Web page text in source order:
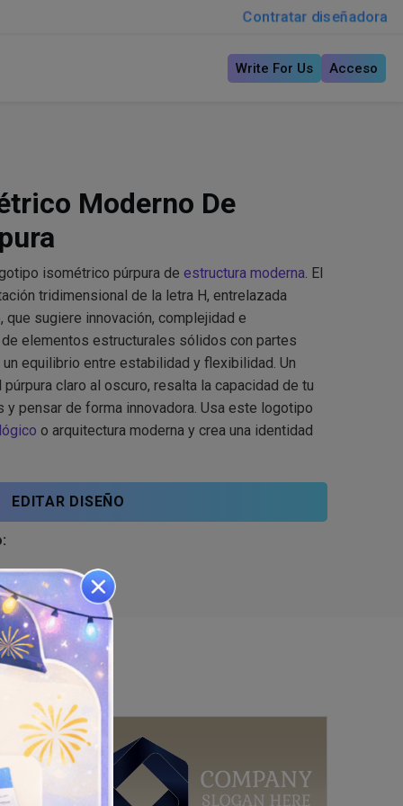
Contratar diseñadora
Write For Us Acceso
Moderno De
isométrico púrpura de estructura moderna. El
tridimensional de la letra H, entrelazada
sugiere innovación, complejidad e
elementos estructurales sólidos con partes
equilibrio entre estabilidad y flexibilidad. Un
claro al oscuro, resalta la capacidad de tu
y pensar de forma innovadora. Usa este logotipo
o arquitectura moderna y crea una identidad
EDITAR DISEÑO